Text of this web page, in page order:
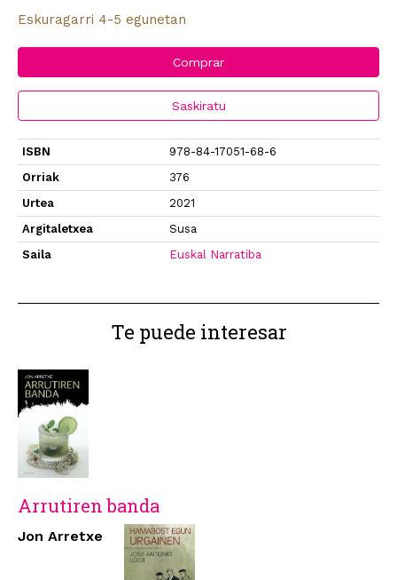
Eskuragarri 4-5 egunetan
Comprar
Saskiratu
ISBN
978-84-17051-68-6
Orriak
376
Urtea
2021
Argitaletxea
Susa
Saila
Euskal Narratiba
Te puede interesar
Arrutiren banda
Jon Arretxe